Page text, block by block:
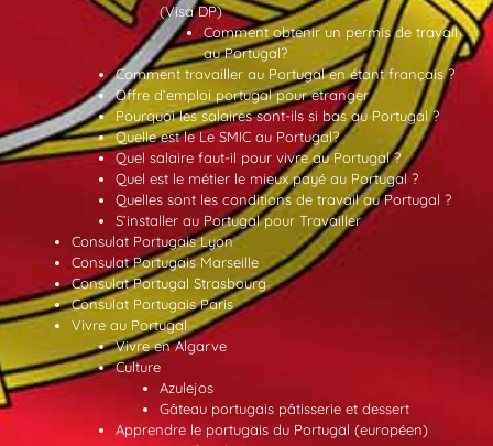
(Visa DP)
Comment obtenir un permis de travail
au Portugal?
Comment travailler au Portugal en étant français ?
Offre d’emploi portugal pour etranger
Pourquoi les salaires sont-ils si bas au Portugal ?
Quelle est le Le SMIC au Portugal?
Quel salaire faut-il pour vivre au Portugal ?
Quel est le métier le mieux payé au Portugal ?
Quelles sont les conditions de travail au Portugal ?
S’installer au Portugal pour Travailler
Consulat Portugais Lyon
Consulat Portugais Marseille
Consulat Portugal Strasbourg
Consulat Portugais Paris
Vivre au Portugal
Vivre en Algarve
Culture
Azulejos
Gâteau portugais pâtisserie et dessert
Apprendre le portugais du Portugal (européen)